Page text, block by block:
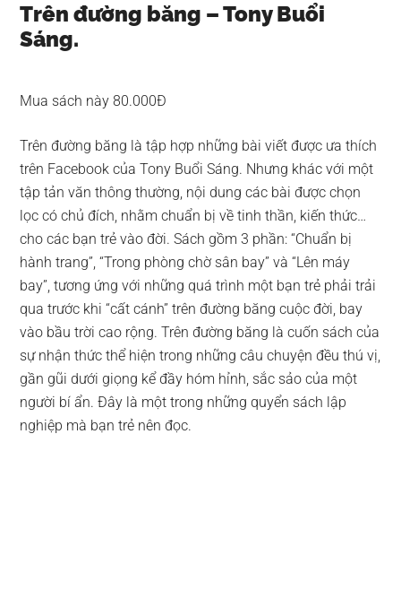
Trên đường băng – Tony Buổi
Sáng.
Mua sách này 80.000Đ
Trên đường băng là tập hợp những bài viết được ưa thích
trên Facebook của Tony Buổi Sáng. Nhưng khác với một
tập tản văn thông thường, nội dung các bài được chọn
lọc có chủ đích, nhằm chuẩn bị về tinh thần, kiến thức…
cho các bạn trẻ vào đời. Sách gồm 3 phần: “Chuẩn bị
hành trang”, “Trong phòng chờ sân bay” và “Lên máy
bay”, tương ứng với những quá trình một bạn trẻ phải trải
qua trước khi “cất cánh” trên đường băng cuộc đời, bay
vào bầu trời cao rộng. Trên đường băng là cuốn sách của
sự nhận thức thể hiện trong những câu chuyện đều thú vị,
gần gũi dưới giọng kể đầy hóm hỉnh, sắc sảo của một
người bí ẩn. Đây là một trong những quyển sách lập
nghiệp mà bạn trẻ nên đọc.